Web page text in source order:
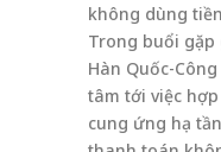
không dùng
Trong buổi gặp
Hàn Quốc-
tâm tới việc
cung ứng hạ